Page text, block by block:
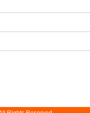
ペイン工房